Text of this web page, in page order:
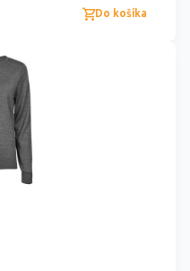
Do košíka